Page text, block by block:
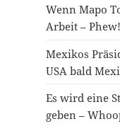
Wenn Mapo
Arbeit – Phew!
Mexikos
USA bald
Es wird eine
geben –